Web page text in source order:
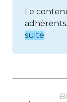
Le
adhérents.
suite.